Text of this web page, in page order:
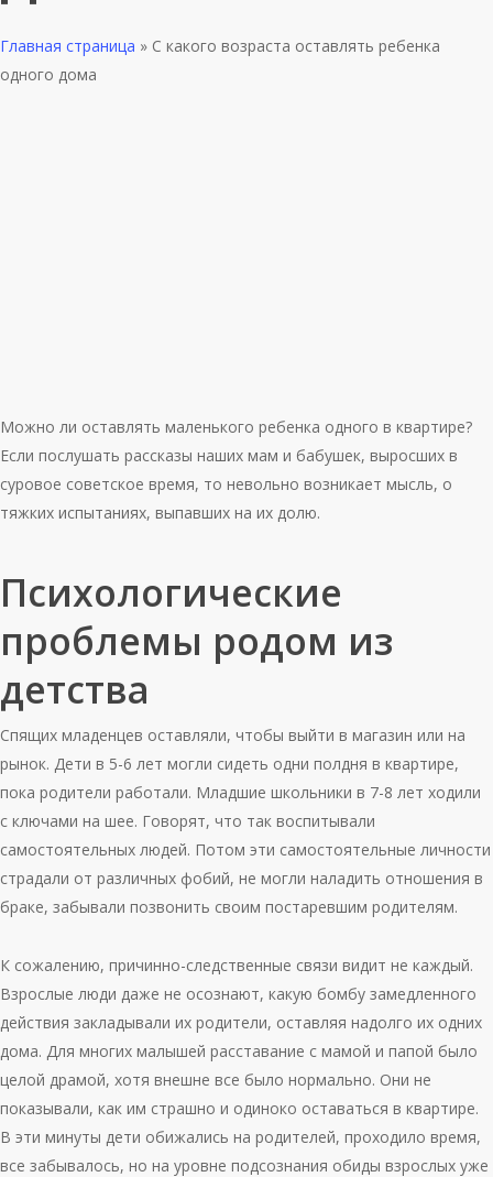
Главная страница » С какого возраста оставлять ребенка
одного дома
Можно ли оставлять маленького ребенка одного в квартире?
Если послушать рассказы наших мам и бабушек, выросших в
суровое советское время, то невольно возникает мысль, о
тяжких испытаниях, выпавших на их долю.
Психологические
проблемы родом из
детства
Спящих младенцев оставляли, чтобы выйти в магазин или на
рынок. Дети в 5-6 лет могли сидеть одни полдня в квартире,
пока родители работали. Младшие школьники в 7-8 лет ходили
с ключами на шее. Говорят, что так воспитывали
самостоятельных людей. Потом эти самостоятельные личности
страдали от различных фобий, не могли наладить отношения в
браке, забывали позвонить своим постаревшим родителям.
К сожалению, причинно-следственные связи видит не каждый.
Взрослые люди даже не осознают, какую бомбу замедленного
действия закладывали их родители, оставляя надолго их одних
дома. Для многих малышей расставание с мамой и папой было
целой драмой, хотя внешне все было нормально. Они не
показывали, как им страшно и одиноко оставаться в квартире.
В эти минуты дети обижались на родителей, проходило время,
все забывалось, но на уровне подсознания обиды взрослых уже